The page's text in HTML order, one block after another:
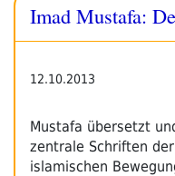
Imad Mustafa:
12.10.2013
Mustafa übersetzt
zentrale Schriften
islamischen